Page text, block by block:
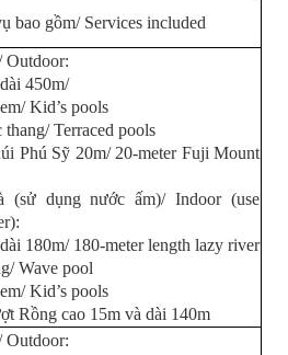
bao gồm/ Services included
Outdoor:
450m/
Kid’s pools
thang/ Terraced pools
Phú Sỹ 20m/ 20-meter Fuji Mount
(sử dụng nước ấm)/ Indoor (use
180m/ 180-meter length lazy river
Wave pool
Kid’s pools
Rồng cao 15m và dài 140m
Outdoor: